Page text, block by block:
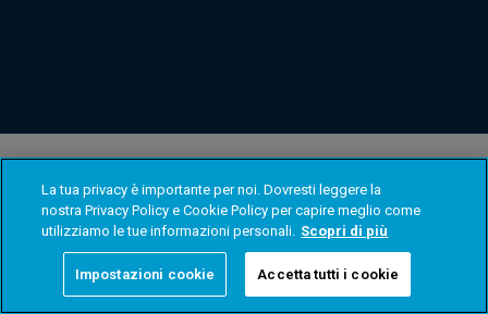
La tua privacy è importante per noi. Dovresti leggere la
nostra Privacy Policy e Cookie Policy per capire meglio come
utilizziamo le tue informazioni personali. Scopri di più
Impostazioni cookie Accetta tutti i cookie